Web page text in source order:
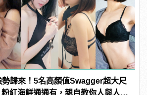
歸來！5名高顏值Swagger超大尺
紅海鮮通通有，親自教你人與人的